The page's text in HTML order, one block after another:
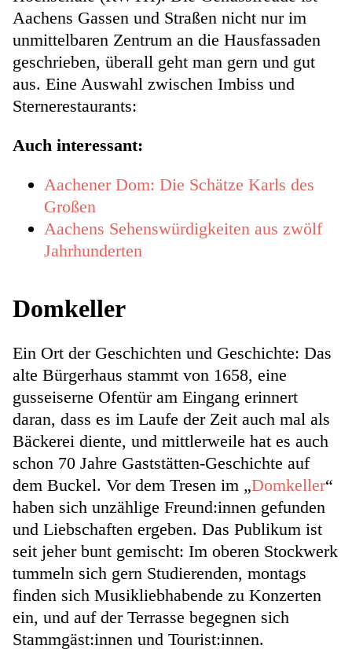
Aachens Gassen und Straßen nicht nur im
unmittelbaren Zentrum an die Hausfassaden
geschrieben, überall geht man gern und gut
aus. Eine Auswahl zwischen Imbiss und
Sternerestaurants:
Auch interessant:
Aachener Dom: Die Schätze Karls des
Großen
Aachens Sehenswürdigkeiten aus zwölf
Jahrhunderten
Domkeller
Ein Ort der Geschichten und Geschichte: Das
alte Bürgerhaus stammt von 1658, eine
gusseiserne Ofentür am Eingang erinnert
daran, dass es im Laufe der Zeit auch mal als
Bäckerei diente, und mittlerweile hat es auch
schon 70 Jahre Gaststätten-Geschichte auf
dem Buckel. Vor dem Tresen im „Domkeller“
haben sich unzählige Freund:innen gefunden
und Liebschaften ergeben. Das Publikum ist
seit jeher bunt gemischt: Im oberen Stockwerk
tummeln sich gern Studierenden, montags
finden sich Musikliebhabende zu Konzerten
ein, und auf der Terrasse begegnen sich
Stammgäst:innen und Tourist:innen.